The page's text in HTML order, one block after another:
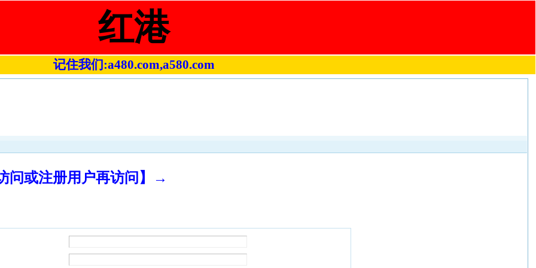
红港
记住我们:a480.com,a580.com
问或注册用户再访问】→